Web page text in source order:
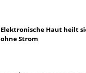
Elektronische Haut heilt
ohne Strom